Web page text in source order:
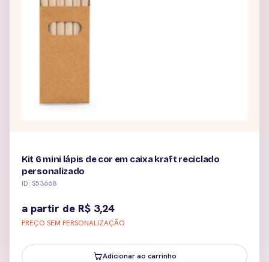
Kit 6 mini lápis de cor em caixa kraft reciclado
personalizado
ID: S53668
a partir de R$ 3,24
PREÇO SEM PERSONALIZAÇÃO
Adicionar ao carrinho